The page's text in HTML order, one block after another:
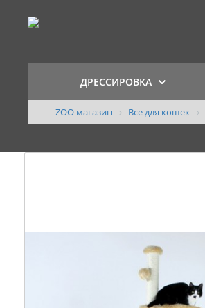
ДРЕССИРОВКА
ZOO магазин Все для кошек